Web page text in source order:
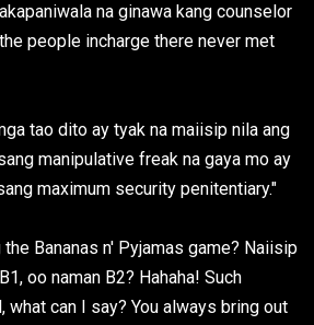
na ginawa kang counselor
people incharge there never met
tao dito ay tyak na maiisip nila ang
manipulative freak na gaya mo ay
maximum security penitentiary."
Bananas n' Pyjamas game? Naiisip
oo naman B2? Hahaha! Such
can I say? You always bring out